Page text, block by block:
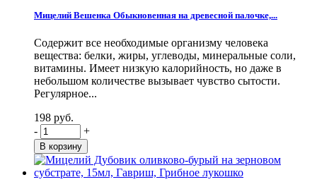
Мицелий Вешенка Обыкновенная на древесной палочке,...
Содержит все необходимые организму человека
вещества: белки, жиры, углеводы, минеральные соли,
витамины. Имеет низкую калорийность, но даже в
небольшом количестве вызывает чувство сытости.
Регулярное...
198 руб.
-
+